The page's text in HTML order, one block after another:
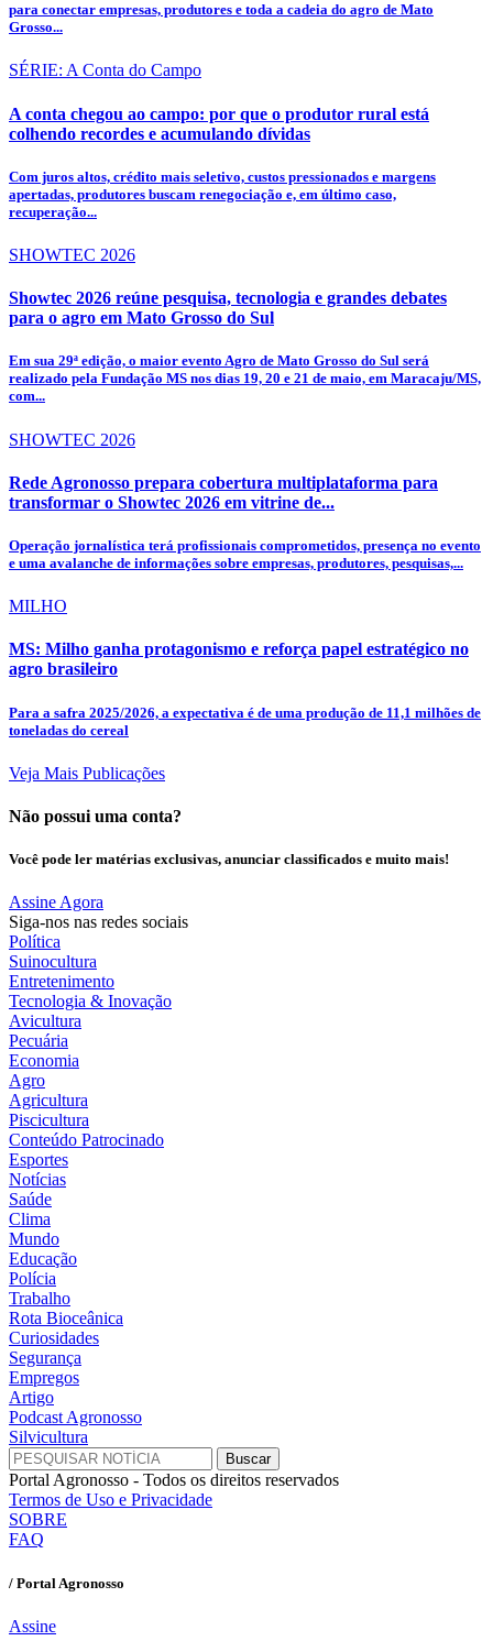
para conectar empresas, produtores e toda a cadeia do agro de Mato
Grosso...
SÉRIE: A Conta do Campo
A conta chegou ao campo: por que o produtor rural está
colhendo recordes e acumulando dívidas
Com juros altos, crédito mais seletivo, custos pressionados e margens
apertadas, produtores buscam renegociação e, em último caso,
recuperação...
SHOWTEC 2026
Showtec 2026 reúne pesquisa, tecnologia e grandes debates
para o agro em Mato Grosso do Sul
Em sua 29ª edição, o maior evento Agro de Mato Grosso do Sul será
realizado pela Fundação MS nos dias 19, 20 e 21 de maio, em Maracaju/MS,
com...
SHOWTEC 2026
Rede Agronosso prepara cobertura multiplataforma para
transformar o Showtec 2026 em vitrine de...
Operação jornalística terá profissionais comprometidos, presença no evento
e uma avalanche de informações sobre empresas, produtores, pesquisas,...
MILHO
MS: Milho ganha protagonismo e reforça papel estratégico no
agro brasileiro
Para a safra 2025/2026, a expectativa é de uma produção de 11,1 milhões de
toneladas do cereal
Veja Mais Publicações
Não possui uma conta?
Você pode ler matérias exclusivas, anunciar classificados e muito mais!
Assine Agora
Siga-nos nas redes sociais
Política
Suinocultura
Entretenimento
Tecnologia & Inovação
Avicultura
Pecuária
Economia
Agro
Agricultura
Piscicultura
Conteúdo Patrocinado
Esportes
Notícias
Saúde
Clima
Mundo
Educação
Polícia
Trabalho
Rota Bioceânica
Curiosidades
Segurança
Empregos
Artigo
Podcast Agronosso
Silvicultura
Portal Agronosso - Todos os direitos reservados
Termos de Uso e Privacidade
SOBRE
FAQ
/ Portal Agronosso
Assine